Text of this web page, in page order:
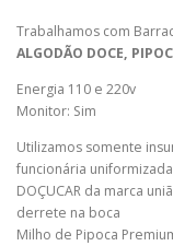
Trabalhamos com
ALGODÃO DOCE,
Energia 110 e 220v
Monitor: Sim
Utilizamos somente
funcionária
DOÇUCAR da marca
derrete na boca
Milho de Pipoca